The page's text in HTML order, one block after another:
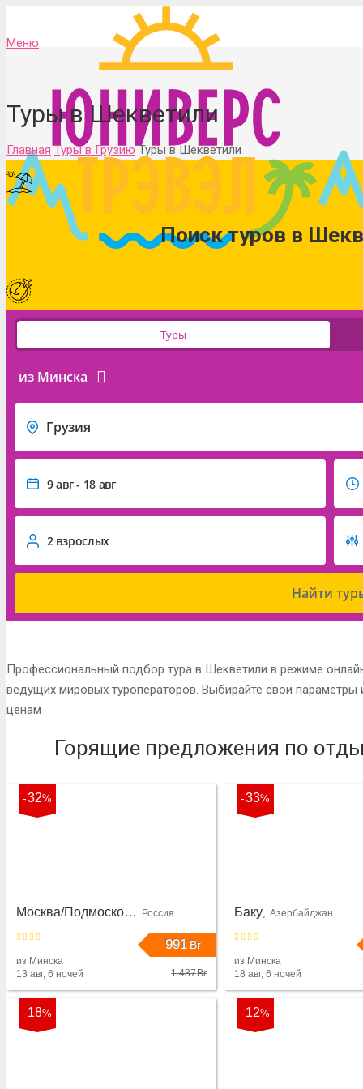
Меню
Туры в Шекветили
Главная Туры в Грузию Туры в Шекветили
Поиск туров в
Туры
из Минска
Грузия
9 авг - 18 авг
2 взрослых
Найти
Профессиональный подбор тура в Шекветили в режиме
ведущих мировых туроператоров. Выбирайте свои
ценам
Горящие предложения по
32
Москва/Подмосковье Россия
из Минска
13 авг, 6 ночей
991 Br
1 437Br
YES ТЕХНОПАРК
33
Баку Азербайджан
из Минска
18 авг, 6 ночей
MARISON HOTEL
18 12